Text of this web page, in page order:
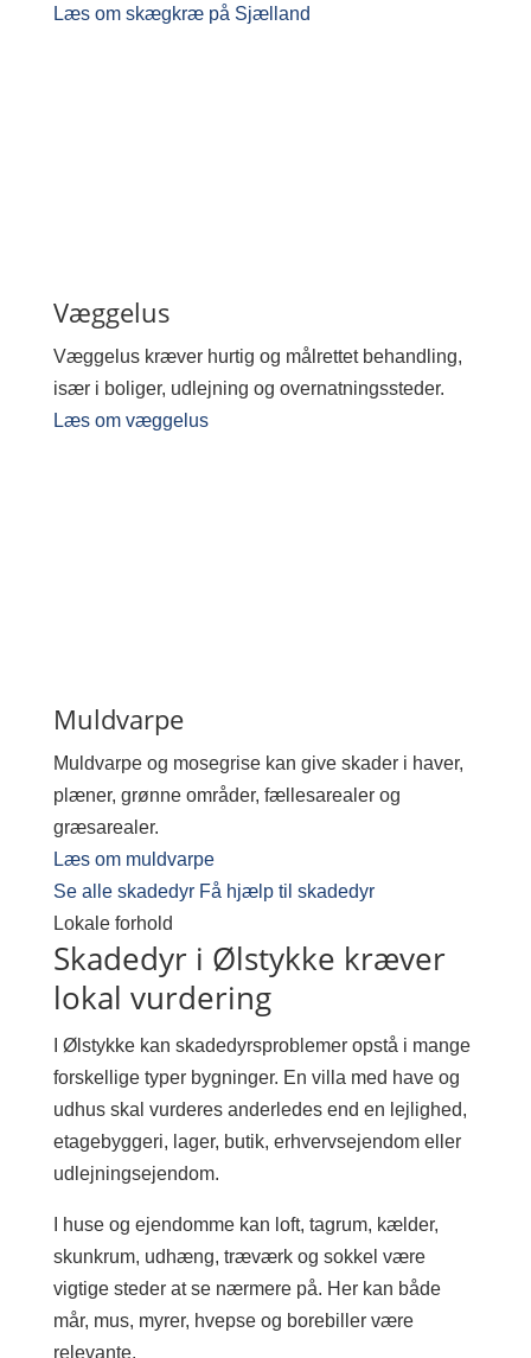
Læs om skægkræ på Sjælland
Væggelus
Væggelus kræver hurtig og målrettet behandling,
især i boliger, udlejning og overnatningssteder.
Læs om væggelus
Muldvarpe
Muldvarpe og mosegrise kan give skader i haver,
plæner, grønne områder, fællesarealer og
græsarealer.
Læs om muldvarpe
Se alle skadedyr Få hjælp til skadedyr
Lokale forhold
Skadedyr i Ølstykke kræver
lokal vurdering
I Ølstykke kan skadedyrsproblemer opstå i mange
forskellige typer bygninger. En villa med have og
udhus skal vurderes anderledes end en lejlighed,
etagebyggeri, lager, butik, erhvervsejendom eller
udlejningsejendom.
I huse og ejendomme kan loft, tagrum, kælder,
skunkrum, udhæng, træværk og sokkel være
vigtige steder at se nærmere på. Her kan både
mår, mus, myrer, hvepse og borebiller være
relevante.